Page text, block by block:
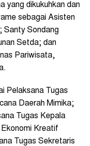
yang dikukuhkan dan
sebagai Asisten
Santy Sondang
Setda; dan
Pariwisata,
Pelaksana Tugas
Daerah Mimika;
Tugas Kepala
Kreatif
Tugas Sekretaris